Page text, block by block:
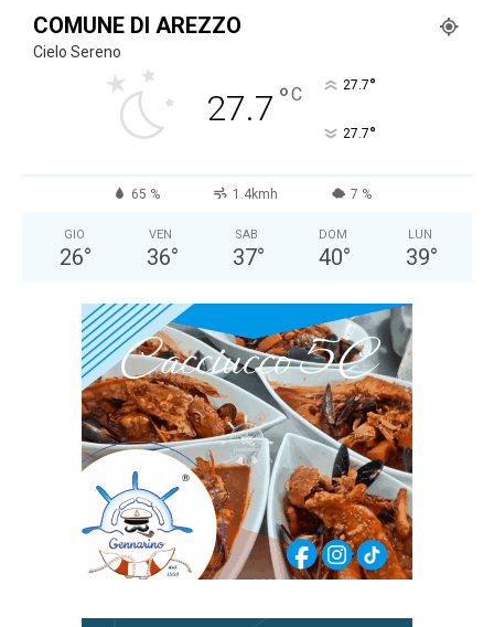
COMUNE DI AREZZO
Cielo Sereno
27.7 °C 27.7°
27.7°
65 % 1.4kmh 7 %
GIO
26°
VEN
36°
SAB
37°
DOM
40°
LUN
39°